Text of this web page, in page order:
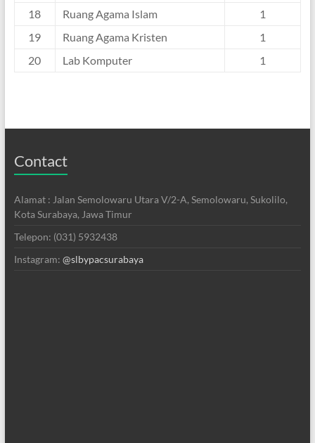
18
Ruang Agama Islam
1
19
Ruang Agama Kristen
1
20
Lab Komputer 1
Contact
Alamat : Jalan Semolowaru Utara V/2-A, Semolowaru, Sukolilo,
Kota Surabaya, Jawa Timur
Telepon: (031) 5932438
Instagram: @slbypacsurabaya